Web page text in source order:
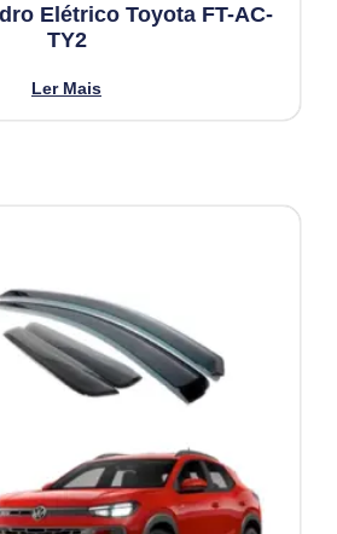
Elétrico Toyota FT-AC-
TY2
Ler Mais